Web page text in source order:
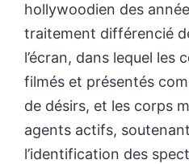
hollywoodien des
traitement différencié
l’écran, dans lequel les
filmés et présentés
de désirs, et les corps
agents actifs,
l’identification des